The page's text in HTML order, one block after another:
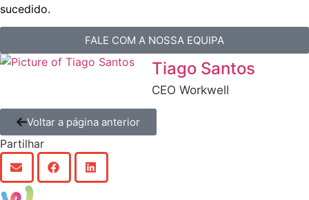
sucedido.
FALE COM A NOSSA EQUIPA
Tiago Santos
CEO Workwell
Voltar a página anterior
Partilhar